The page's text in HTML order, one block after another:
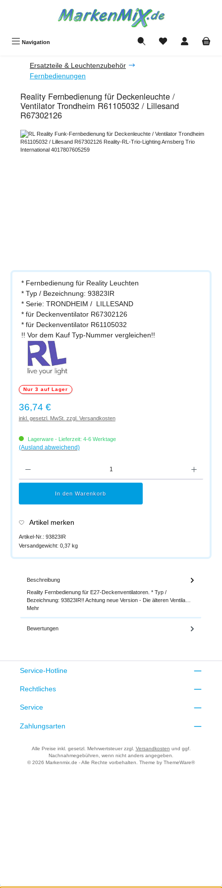
Navigation Du hast 0 Produkte
Ersatzteile & Leuchtenzubehör
Fernbedienungen
Reality Fernbedienung für Deckenleuchte /
Ventilator Trondheim R61105032 / Lillesand
R67302126
Bildergalerie überspringen
* Fernbedienung für Reality Leuchten
* Typ / Bezeichnung: 93823IR
* Serie: TRONDHEIM / LILLESAND
* für Deckenventilator R67302126
* für Deckenventilator R61105032
!! Vor dem Kauf Typ-Nummer vergleichen!!
Nur 3 auf Lager
Regulärer Preis:
36,74 €
inkl. gesetzl. MwSt. zzgl. Versandkosten
Lagerware - Lieferzeit: 4-6 Werktage
(Ausland abweichend)
In den Warenkorb
Artikel merken
Artikel-Nr.: 93823IR
Versandgewicht: 0,37 kg
Beschreibung
Reality Fernbedienung für E27-Deckenventilatoren. * Typ /
Bezeichnung: 93823IR!! Achtung neue Version - Die älteren Ventila…
Mehr
Bewertungen
Service-Hotline
Rechtliches
Service
Zahlungsarten
Alle Preise inkl. gesetzl. Mehrwertsteuer zzgl. Versandkosten und ggf.
Nachnahmegebühren, wenn nicht anders angegeben.
© 2026 Markenmix.de - Alle Rechte vorbehalten. Theme by ThemeWare®